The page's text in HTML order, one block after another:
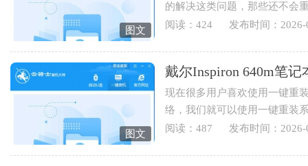
图文
的解决这类问题，那些还不会
Latitude E6400笔记本用云骑士
阅读：424 发布时间：2026-
图文
戴尔Inspiron 640m笔
现在很多用户喜欢使用一键重
络，我们就可以使用一键重装
Inspiron 640m笔记本用云骑士
阅读：487 发布时间：2026-